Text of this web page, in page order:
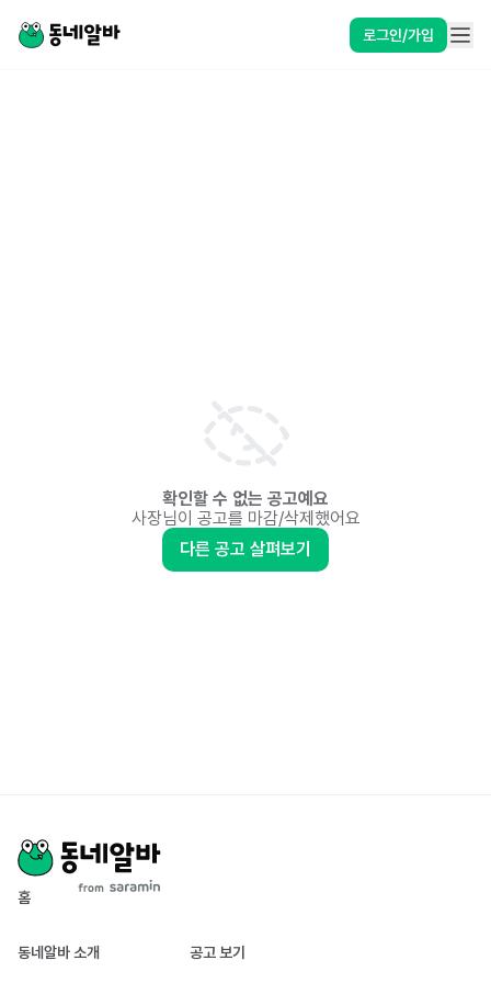
로그인/가입
확인할 수 없는 공고예요
사장님이 공고를 마감/삭제했어요
다른 공고 살펴보기
홈
동네알바 소개 공고 보기